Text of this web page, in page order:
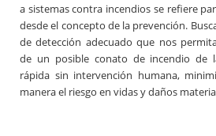
a sistemas contra incendios se refiere
desde el concepto de la prevención.
de detección adecuado que nos
de un posible conato de incendio de
rápida sin intervención humana,
manera el riesgo en vidas y daños